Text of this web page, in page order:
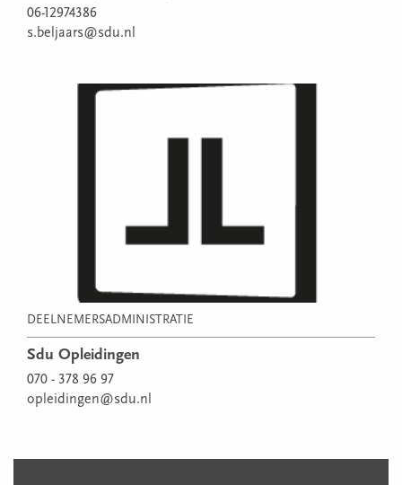
06-12974386
s.beljaars@sdu.nl
DEELNEMERSADMINISTRATIE
Sdu Opleidingen
070 - 378 96 97
opleidingen@sdu.nl